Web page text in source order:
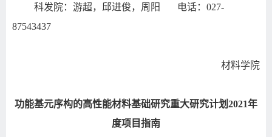
科发院：游超，邱进俊，周阳 电话： 027-
87543437
材料学院
功能基元序构的高性能材料基础研究重大研究计划2021年
度项目指南